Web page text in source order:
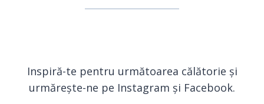
Inspiră-te pentru următoarea călătorie și
urmărește-ne pe Instagram și Facebook.